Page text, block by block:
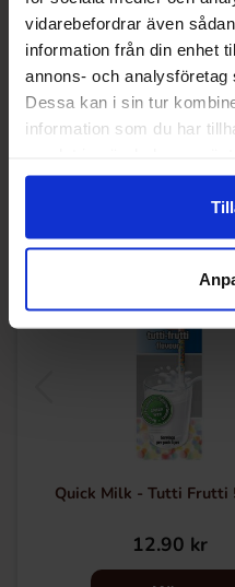
vidarebefordrar även
information från din enhet
annons- och analysföretag
Dessa kan i sin tur
information som du har
Quick Milk - Tutti Frutti
12.90 kr